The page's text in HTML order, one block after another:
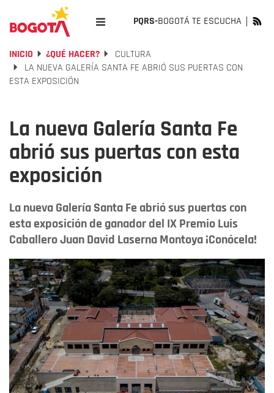
PQRS-BOGOTÁ TE ESCUCHA
INICIO ¿QUÉ HACER?
CULTURA
LA NUEVA GALERÍA SANTA FE ABRIÓ SUS PUERTAS CON
ESTA EXPOSICIÓN
La nueva Galería Santa Fe
abrió sus puertas con esta
exposición
La nueva Galería Santa Fe abrió sus puertas con
esta exposición de ganador del IX Premio Luis
Caballero Juan David Laserna Montoya ¡Conócela!